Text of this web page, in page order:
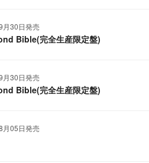
月30日発売
Bible(完全生産限定盤)
月30日発売
Bible(完全生産限定盤)
月05日発売